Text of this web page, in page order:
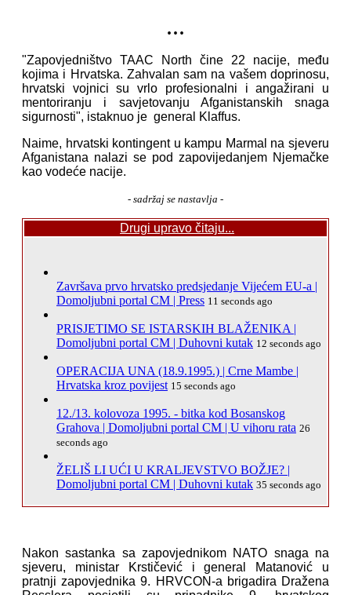
...
"Zapovjedništvo TAAC North čine 22 nacije, među
kojima i Hrvatska. Zahvalan sam na vašem doprinosu,
hrvatski vojnici su vrlo profesionalni i angažirani u
mentoriranju i savjetovanju Afganistanskih snaga
sigurnosti", istaknuo je general Klaffus.
Naime, hrvatski kontingent u kampu Marmal na sjeveru
Afganistana nalazi se pod zapovijedanjem Njemačke
kao vodeće nacije.
- sadržaj se nastavlja -
Drugi upravo čitaju...
Završava prvo hrvatsko predsjedanje Vijećem EU-a |
Domoljubni portal CM | Press 11 seconds ago
PRISJETIMO SE ISTARSKIH BLAŽENIKA |
Domoljubni portal CM | Duhovni kutak 12 seconds ago
OPERACIJA UNA (18.9.1995.) | Crne Mambe |
Hrvatska kroz povijest 15 seconds ago
12./13. kolovoza 1995. - bitka kod Bosanskog
Grahova | Domoljubni portal CM | U vihoru rata 26
seconds ago
ŽELIŠ LI UĆI U KRALJEVSTVO BOŽJE? |
Domoljubni portal CM | Duhovni kutak 35 seconds ago
Nakon sastanka sa zapovjednikom NATO snaga na
sjeveru, ministar Krstičević i general Matanović u
pratnji zapovjednika 9. HRVCON-a brigadira Dražena